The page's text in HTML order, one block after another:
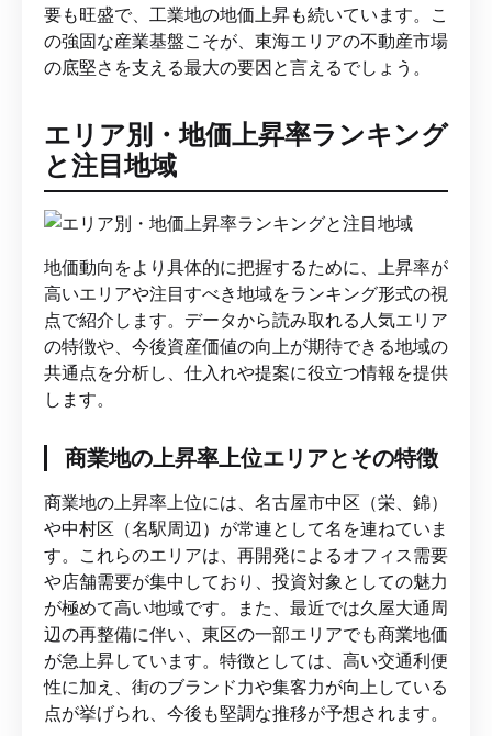
要も旺盛で、工業地の地価上昇も続いています。こ
の強固な産業基盤こそが、東海エリアの不動産市場
の底堅さを支える最大の要因と言えるでしょう。
エリア別・地価上昇率ランキング
と注目地域
地価動向をより具体的に把握するために、上昇率が
高いエリアや注目すべき地域をランキング形式の視
点で紹介します。データから読み取れる人気エリア
の特徴や、今後資産価値の向上が期待できる地域の
共通点を分析し、仕入れや提案に役立つ情報を提供
します。
商業地の上昇率上位エリアとその特徴
商業地の上昇率上位には、名古屋市中区（栄、錦）
や中村区（名駅周辺）が常連として名を連ねていま
す。これらのエリアは、再開発によるオフィス需要
や店舗需要が集中しており、投資対象としての魅力
が極めて高い地域です。また、最近では久屋大通周
辺の再整備に伴い、東区の一部エリアでも商業地価
が急上昇しています。特徴としては、高い交通利便
性に加え、街のブランド力や集客力が向上している
点が挙げられ、今後も堅調な推移が予想されます。